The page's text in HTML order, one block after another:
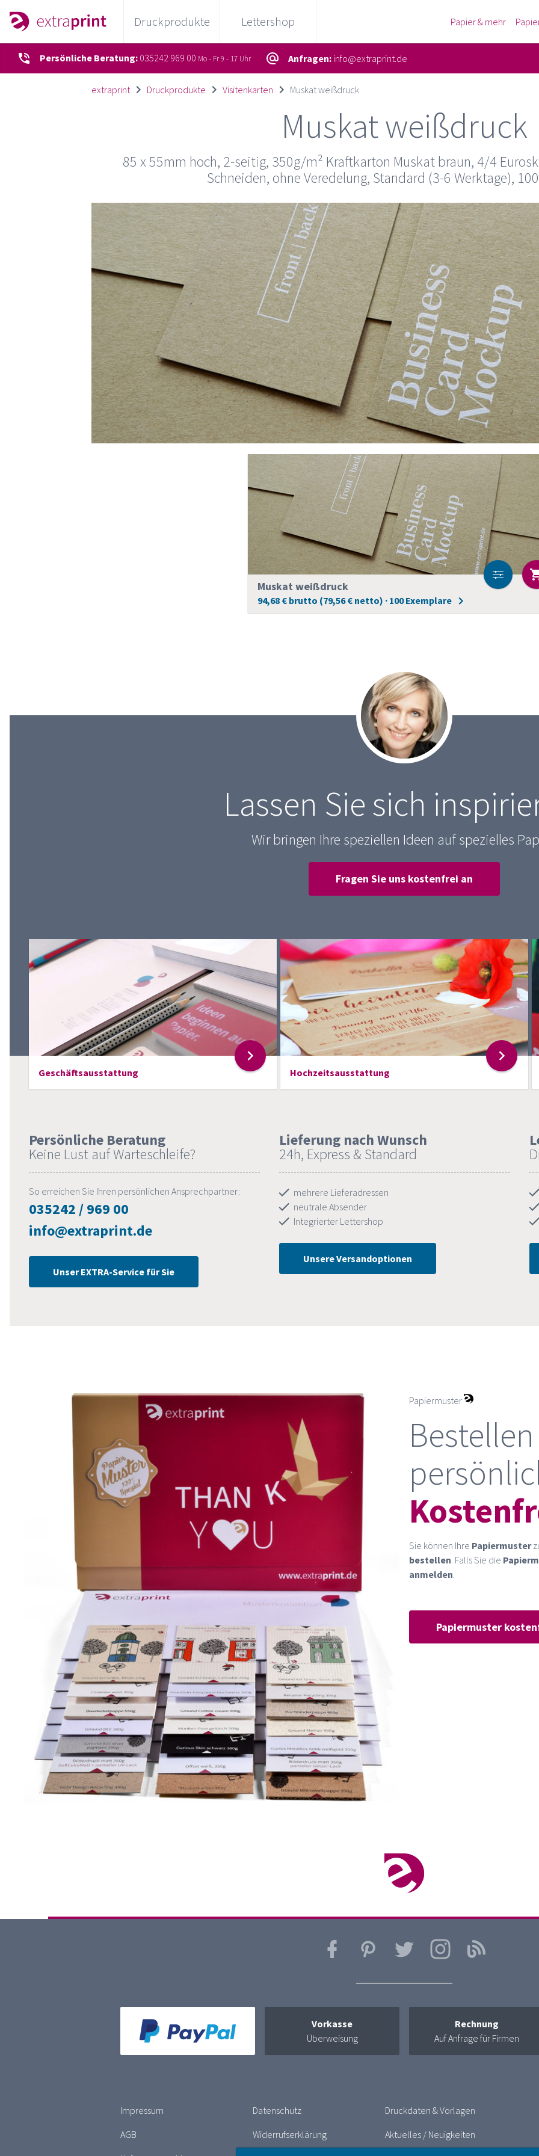
Druckprodukte Lettershop Papier & mehr
Persönliche Beratung: 035242 969 00 Mo - Fr 9 - 17 Uhr Anfragen: info@extraprint.de
extraprint Druckprodukte Visitenkarten Muskat weißdruck
Muskat weißdruck
85 x 55mm hoch, 2-seitig, 350g/m² Kraftkarton Muskat braun, 4/4
Schneiden, ohne Veredelung, Standard (3-6 Werktage),
Muskat weißdruck
94,68 € brutto (79,56 € netto) · 100 Exemplare
Lassen Sie sich
Wir bringen Ihre speziellen Ideen auf spezielles
Fragen Sie uns kostenfrei an
Geschäftsausstattung Hochzeitsausstattung
Persönliche Beratung
Keine Lust auf Warteschleife?
So erreichen Sie Ihren persönlichen Ansprechpartner:
035242 / 969 00
info@extraprint.de
Unser EXTRA-Service für Sie
Lieferung nach Wunsch
24h, Express & Standard
mehrere Lieferadressen
neutrale Absender
Integrierter Lettershop
Unsere Versandoptionen
Papiermuster
Sie können Ihre Papiermuster
bestellen . Falls Sie die
anmelden
Papiermuster
Vorkasse
Überweisung
Rechnung
Auf Anfrage für Firmen
Impressum
Datenschutz
AGB
Widerrufserklärung
Druckdaten & Vorlagen
Aktuelles / Neuigkeiten